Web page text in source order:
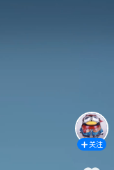
关注